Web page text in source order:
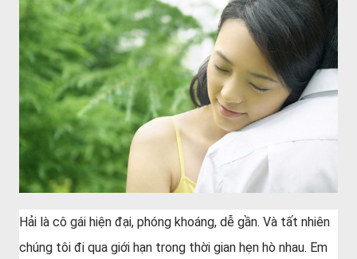
Hải là cô gái hiện đại, phóng khoáng, dễ gần. Và tất nhiên
chúng tôi đi qua giới hạn trong thời gian hẹn hò nhau. Em